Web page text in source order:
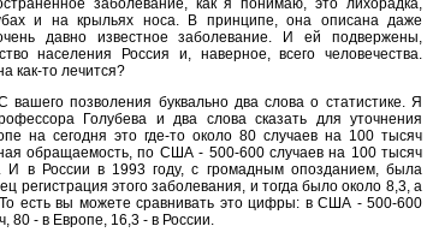
и на крыльях носа. В принципе, она описана даже
давно известное заболевание. И ей подвержены,
населения Россия и, наверное, всего человечества.
как-то лечится?
вашего позволения буквально два слова о статистике. Я
Голубева и два слова сказать для уточнения
на сегодня это где-то около 80 случаев на 100 тысяч
обращаемость, по США - 500-600 случаев на 100 тысяч
И в России в 1993 году, с громадным опозданием, была
регистрация этого заболевания, и тогда было около 8,3, а
есть вы можете сравнивать это цифры: в США - 500-600
80 - в Европе, 16,3 - в России.